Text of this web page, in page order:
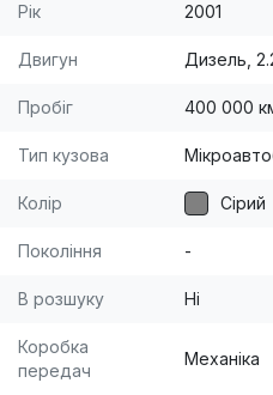
Рік 2001
Двигун Дизель,
Пробіг 400 000
Тип кузова
Колір Сірий
Покоління -
В розшуку Ні
Коробка
передач
Механіка